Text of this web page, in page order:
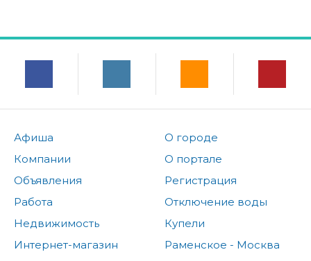
Афиша
Компании
Объявления
Работа
Недвижимость
Интернет-магазин
О городе
О портале
Регистрация
Отключение воды
Купели
Раменское - Москва